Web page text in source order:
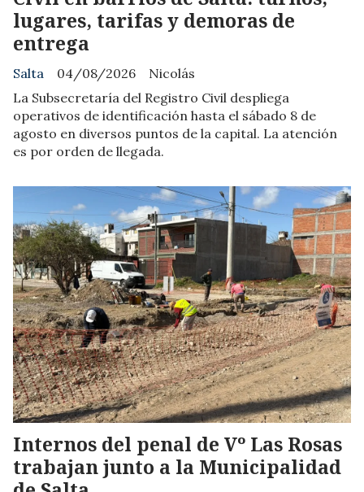
lugares, tarifas y demoras de
entrega
Nicolás
Salta
04/08/2026
La Subsecretaría del Registro Civil despliega
operativos de identificación hasta el sábado 8 de
agosto en diversos puntos de la capital. La atención
es por orden de llegada.
Internos del penal de Vº Las Rosas
trabajan junto a la Municipalidad